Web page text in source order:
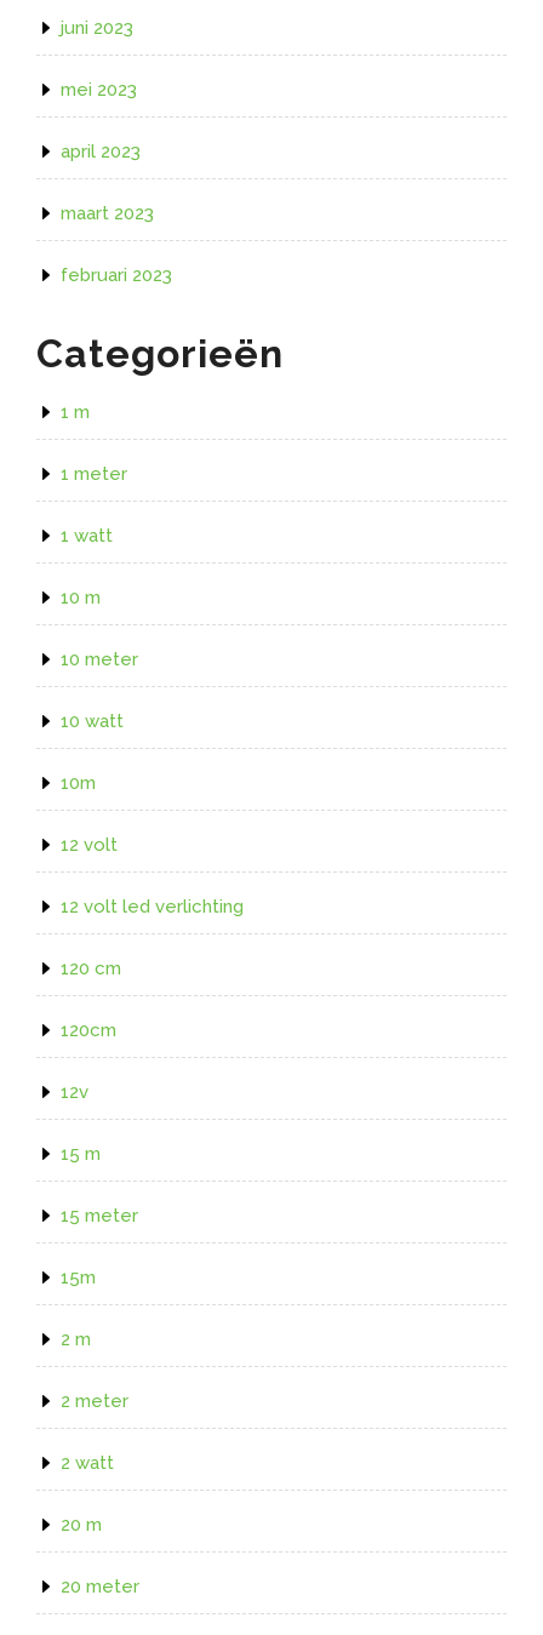
juni 2023
mei 2023
april 2023
maart 2023
februari 2023
Categorieën
1 m
1 meter
1 watt
10 m
10 meter
10 watt
10m
12 volt
12 volt led verlichting
120 cm
120cm
12v
15 m
15 meter
15m
2 m
2 meter
2 watt
20 m
20 meter